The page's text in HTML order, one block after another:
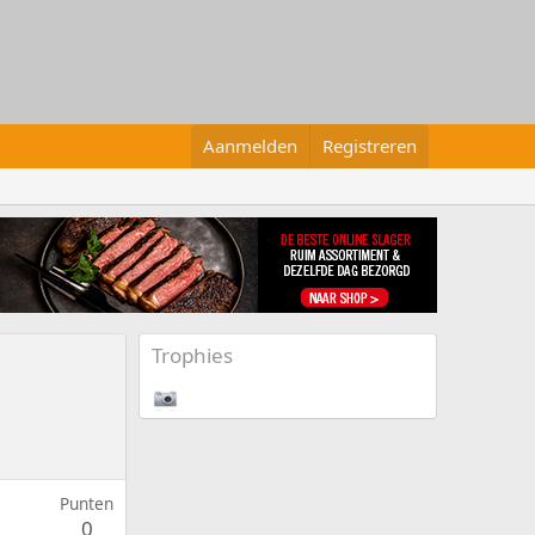
Aanmelden Registreren
Punten
0
Trophies